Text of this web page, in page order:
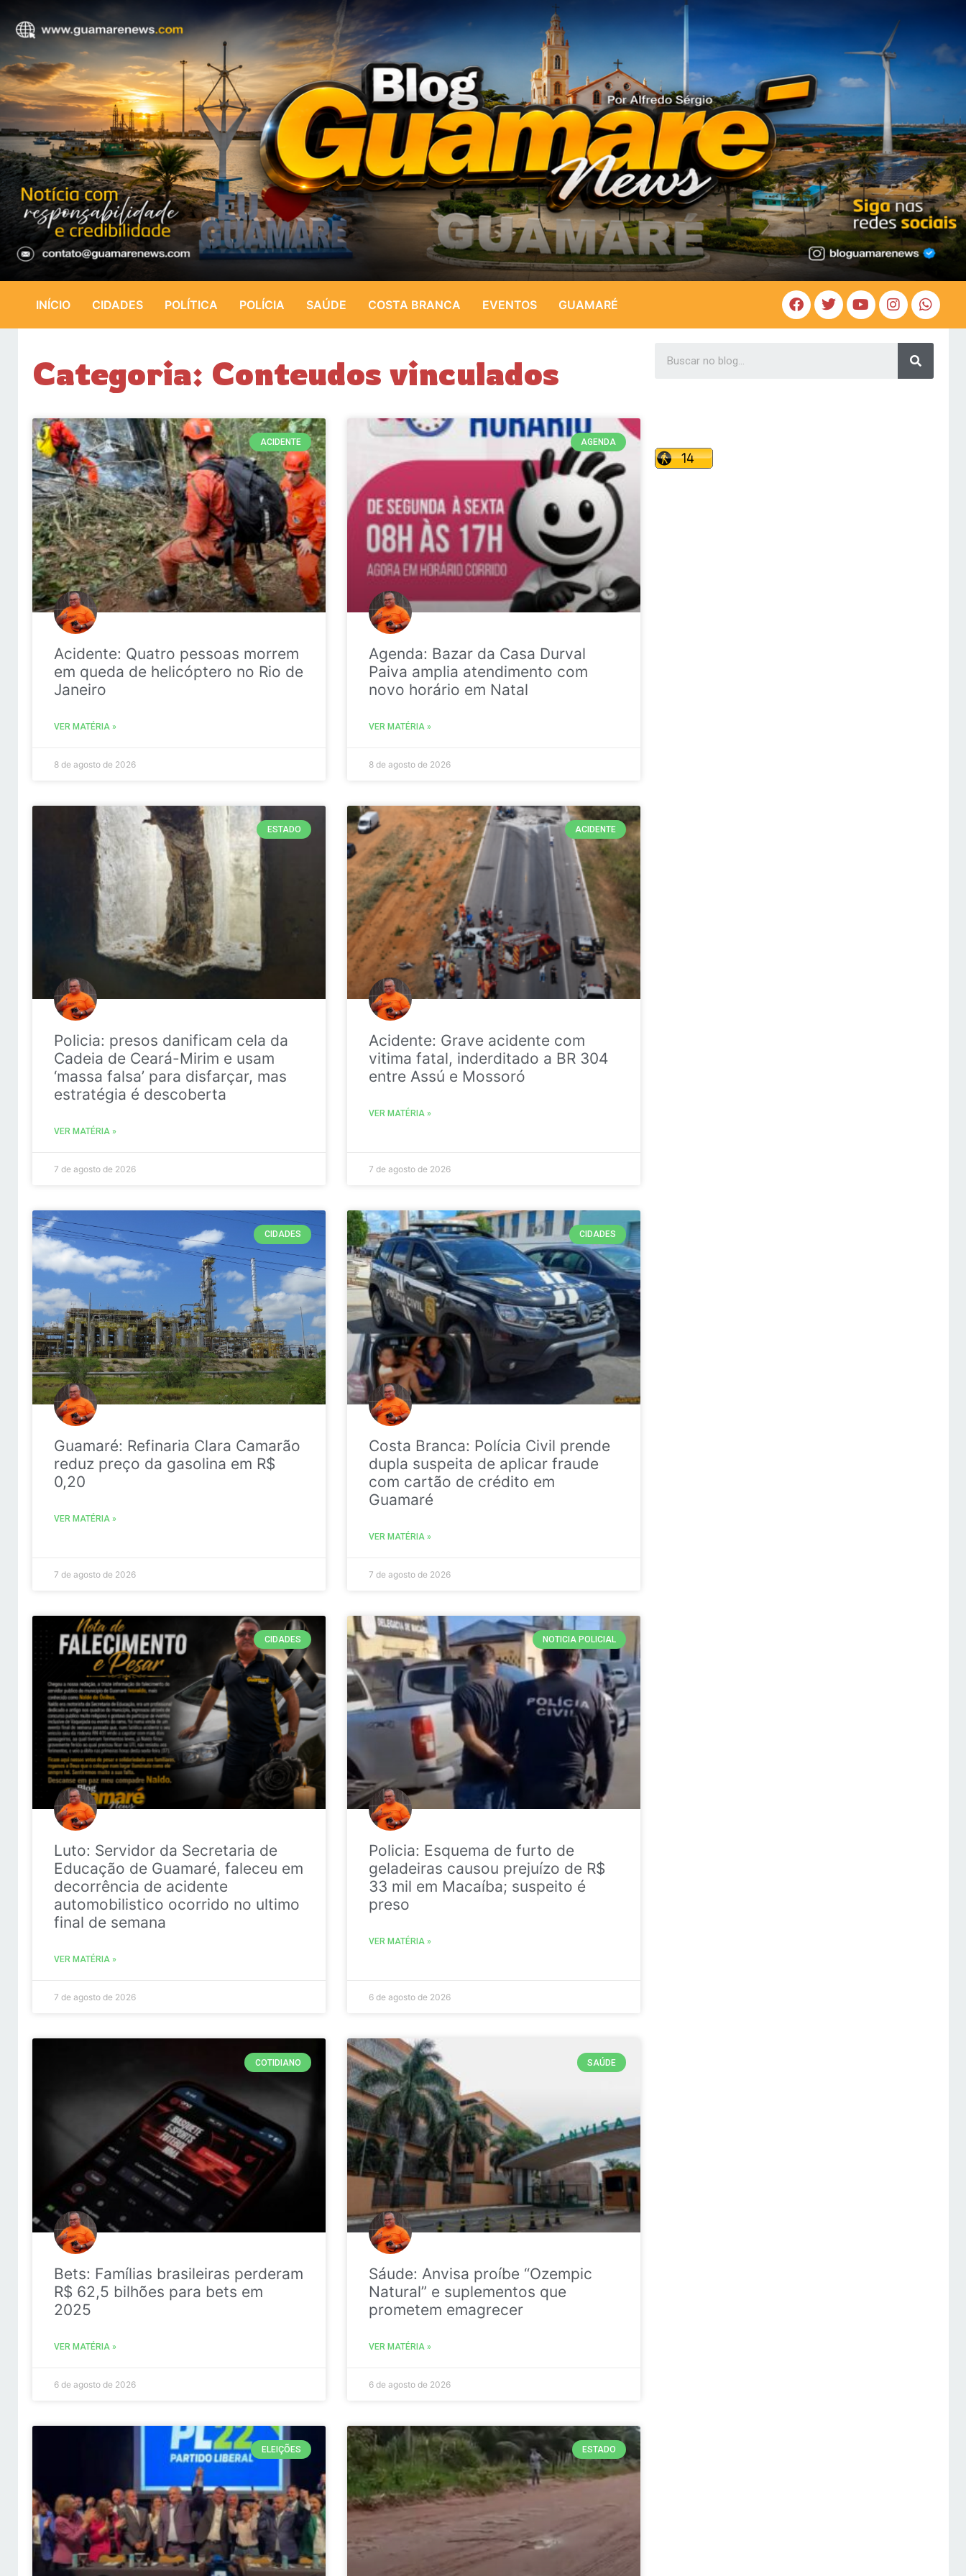
INÍCIO CIDADES POLÍTICA POLÍCIA SAÚDE COSTA BRANCA EVENTOS GUAMARÉ
Categoria: Conteudos vinculados
ACIDENTE
Acidente: Quatro pessoas morrem
em queda de helicóptero no Rio de
Janeiro
VER MATÉRIA »
8 de agosto de 2026
AGENDA
Agenda: Bazar da Casa Durval
Paiva amplia atendimento com
novo horário em Natal
VER MATÉRIA »
8 de agosto de 2026
ESTADO
Policia: presos danificam cela da
Cadeia de Ceará-Mirim e usam
‘massa falsa’ para disfarçar, mas
estratégia é descoberta
VER MATÉRIA »
7 de agosto de 2026
ACIDENTE
Acidente: Grave acidente com
vitima fatal, inderditado a BR 304
entre Assú e Mossoró
VER MATÉRIA »
7 de agosto de 2026
CIDADES
Guamaré: Refinaria Clara Camarão
reduz preço da gasolina em R$
0,20
VER MATÉRIA »
7 de agosto de 2026
CIDADES
Costa Branca: Polícia Civil prende
dupla suspeita de aplicar fraude
com cartão de crédito em
Guamaré
VER MATÉRIA »
7 de agosto de 2026
CIDADES
Luto: Servidor da Secretaria de
Educação de Guamaré, faleceu em
decorrência de acidente
automobilistico ocorrido no ultimo
final de semana
VER MATÉRIA »
7 de agosto de 2026
NOTICIA POLICIAL
Policia: Esquema de furto de
geladeiras causou prejuízo de R$
33 mil em Macaíba; suspeito é
preso
VER MATÉRIA »
6 de agosto de 2026
COTIDIANO
Bets: Famílias brasileiras perderam
R$ 62,5 bilhões para bets em
2025
VER MATÉRIA »
6 de agosto de 2026
SAÚDE
Sáude: Anvisa proíbe “Ozempic
Natural” e suplementos que
prometem emagrecer
VER MATÉRIA »
6 de agosto de 2026
ELEIÇÕES ESTADO